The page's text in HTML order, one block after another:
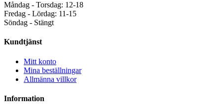
Måndag - Torsdag: 12-18
Fredag - Lördag: 11-15
Söndag - Stängt
Kundtjänst
Mitt konto
Mina beställningar
Allmänna villkor
Information